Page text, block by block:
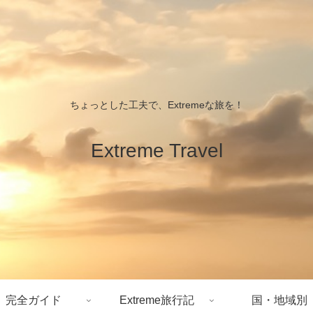
ちょっとした工夫で、Extremeな旅を！
Extreme Travel
完全ガイド Extreme旅行記 国・地域別